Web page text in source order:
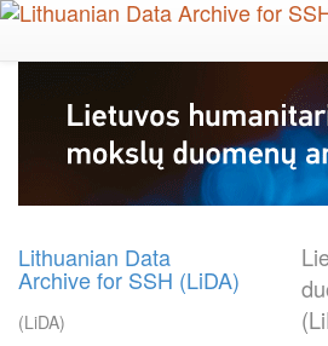
Skip
main
Lithuanian Data
Archive for SSH (LiDA)
(LiDA)